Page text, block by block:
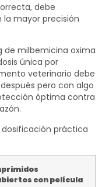
debe
mayor precisión
de milbemicina oxima
única por
veterinario debe
pero con algo
óptima contra
dosificación práctica
con película